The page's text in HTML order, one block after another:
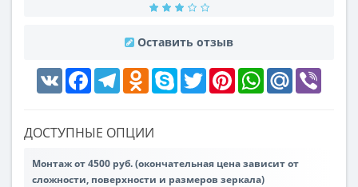
Оставить отзыв
VK FacebookTelegramOdnoklassniki
Skype Twitter PinterestWhatsAppMail.Ru
ДОСТУПНЫЕ ОПЦИИ
Монтаж от 4500 руб. (окончательная цена зависит от
сложности, поверхности и размеров зеркала)